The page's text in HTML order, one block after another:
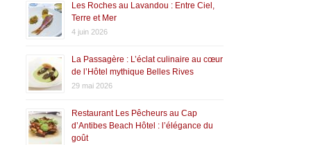
Les Roches au Lavandou : Entre Ciel,
Terre et Mer
4 juin 2026
La Passagère : L’éclat culinaire au cœur
de l’Hôtel mythique Belles Rives
29 mai 2026
Restaurant Les Pêcheurs au Cap
d’Antibes Beach Hôtel : l’élégance du
goût